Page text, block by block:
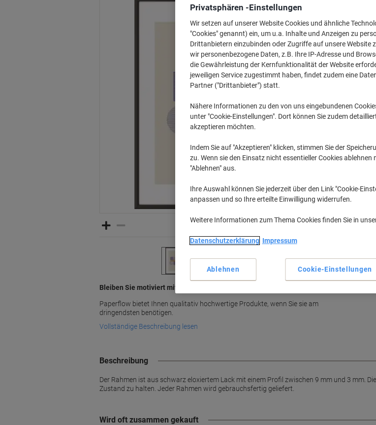
Bleiben Sie motiviert mit Paperflow
Paperflow bietet Ihnen qualitativ hochwertige Produkte, wenn Sie sie am
dringendsten benötigen.
Vollständige Beschreibung lesen
172,54 € inkl.
Menge
1Stück
Aktuell
Menge
Beschreibung
Der Rahmen ist aus schwarz eloxiertem Lack mit einem Profil zwischen 9 mm und 3 mm.
Zustand zu halten. Jeder Rahmen wird gebrauchsfertig geliefert.
Wird oft zusammen gekauft
Privatsphären -Einstellungen
Wir setzen auf unserer Website Cookies und ähnliche
"Cookies" genannt) ein, um u.a. Inhalte und Anzeigen zu
Drittanbietern einzubinden oder Zugriffe auf unsere Website
wir personenbezogene Daten, z.B. Ihre IP-Adresse und
die Gewährleistung der Kernfunktionalität der Website
jeweiligen Service zugestimmt haben, findet zudem eine
Partner ("Drittanbieter") statt.
Nähere Informationen zu den von uns eingebundenen
unter "Cookie-Einstellungen". Dort können Sie zudem
akzeptieren möchten.
Indem Sie auf "Akzeptieren" klicken, stimmen Sie der
zu. Wenn sie den Einsatz nicht essentieller Cookies ablehnen
"Ablehnen" aus.
Ihre Auswahl können Sie jederzeit über den Link "Cookie-
anpassen und so Ihre erteilte Einwilligung widerrufen.
Weitere Informationen zum Thema Cookies finden Sie in
Datenschutzerklärung Impressum
Cookie-Einstellungen
Ablehnen